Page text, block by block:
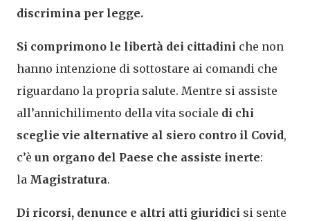
discrimina per legge.
Si comprimono le libertà dei cittadini che non
hanno intenzione di sottostare ai comandi che
riguardano la propria salute. Mentre si assiste
all’annichilimento della vita sociale di chi
sceglie vie alternative al siero contro il Covid,
c’è un organo del Paese che assiste inerte:
la Magistratura.
Di ricorsi, denunce e altri atti giuridici si sente